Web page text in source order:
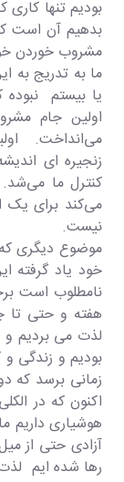
بودیم تنها کاری
بدهیم آن است
مشروب خوردن
ما به تدریج به
یا بیستم
اولین جام
می‌انداخت.
زنجیره ای
کنترل ما
می‌کند برای یک
نیست.
موضوع دیگری
خود یاد گرفته
نامطلوب است
هفته و حتی تا
لذت می بردیم و
بودیم و زندگی
زمانی برسد که
اکنون که در
هوشیاری داریم
آزادی حتی از
رها شده ایم